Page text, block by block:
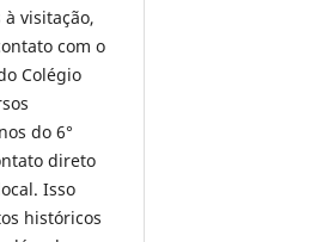
visitação,
com o
Colégio
do 6°
direto
Isso
históricos